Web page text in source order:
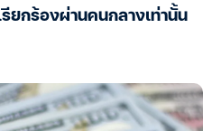
ยกร้องผ่านคนกลางเท่านั้น